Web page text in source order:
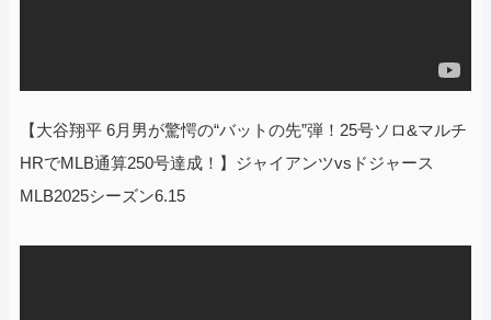
【大谷翔平 6月男が驚愕の“バットの先”弾！25号ソロ&マルチ
HRでMLB通算250号達成！】ジャイアンツvsドジャース
MLB2025シーズン6.15